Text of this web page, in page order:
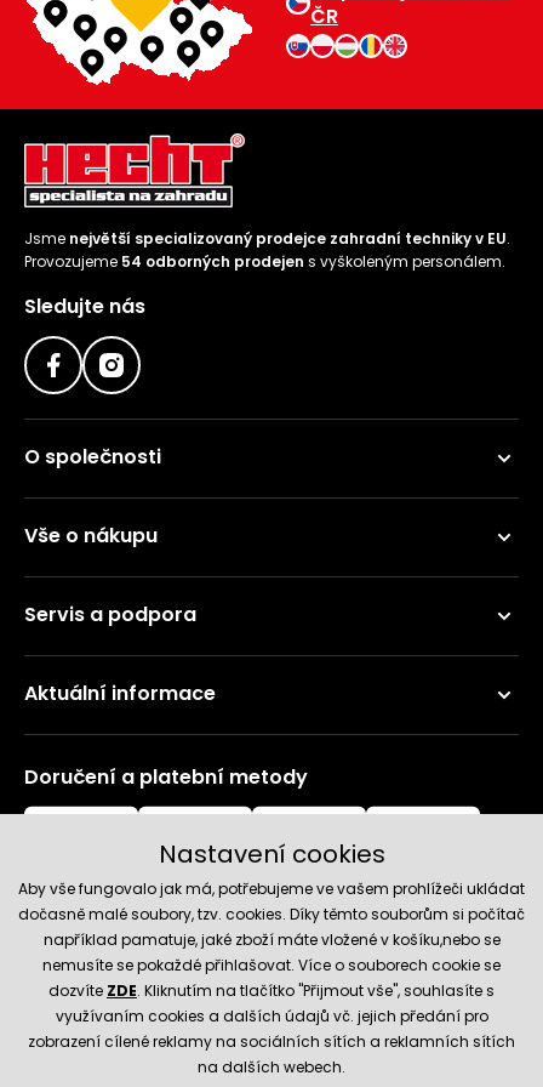
ČR
Jsme největší specializovaný prodejce zahradní techniky v EU.
Provozujeme 54 odborných prodejen s vyškoleným personálem.
Sledujte nás
O společnosti
Vše o nákupu
Servis a podpora
Aktuální informace
Doručení a platební metody
Spolehlivý obchod
Nastavení cookies
Aby vše fungovalo jak má, potřebujeme ve vašem prohlížeči ukládat
dočasně malé soubory, tzv. cookies. Díky těmto souborům si počítač
například pamatuje, jaké zboží máte vložené v košíku,nebo se
nemusíte se pokaždé přihlašovat. Více o souborech cookie se
dozvíte ZDE. Kliknutím na tlačítko "Přijmout vše", souhlasíte s
využívaním cookies a dalších údajů vč. jejich předání pro
zobrazení cílené reklamy na sociálních sítích a reklamních sítích
na dalších webech.